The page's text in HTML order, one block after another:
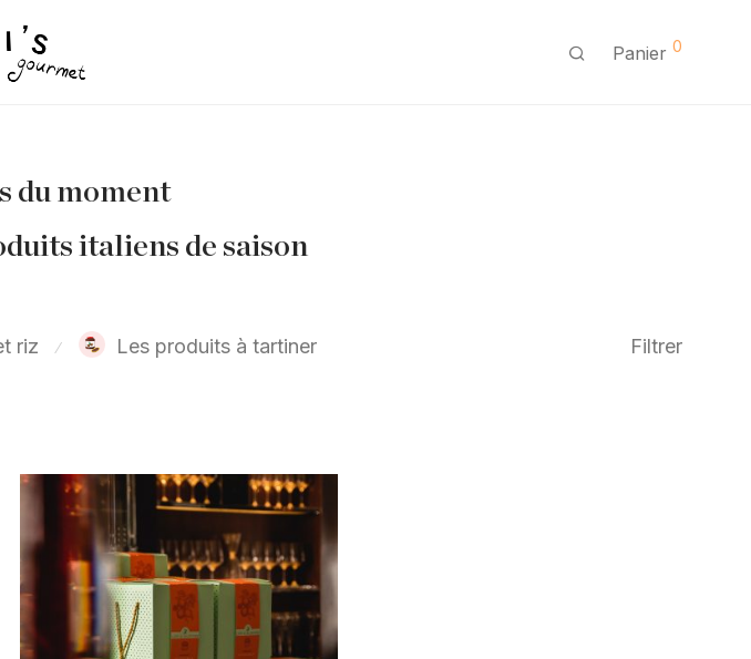
Panier 0
du moment
italiens de saison
Filtrer
riz ⁄ Les produits à tartiner